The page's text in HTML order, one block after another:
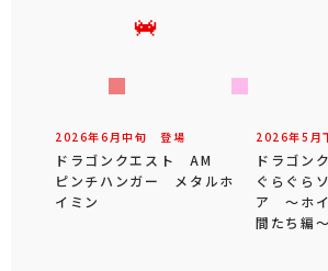
2026年6 月中旬 登場
ドラゴンクエスト AM
ピンチハンガー メタルホ
イミン
2026年5 月
ドラゴ
ぐらぐら
ア ～ホ
間たち編～